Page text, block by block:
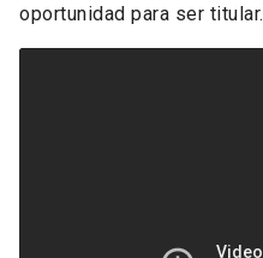
oportunidad para ser titular.